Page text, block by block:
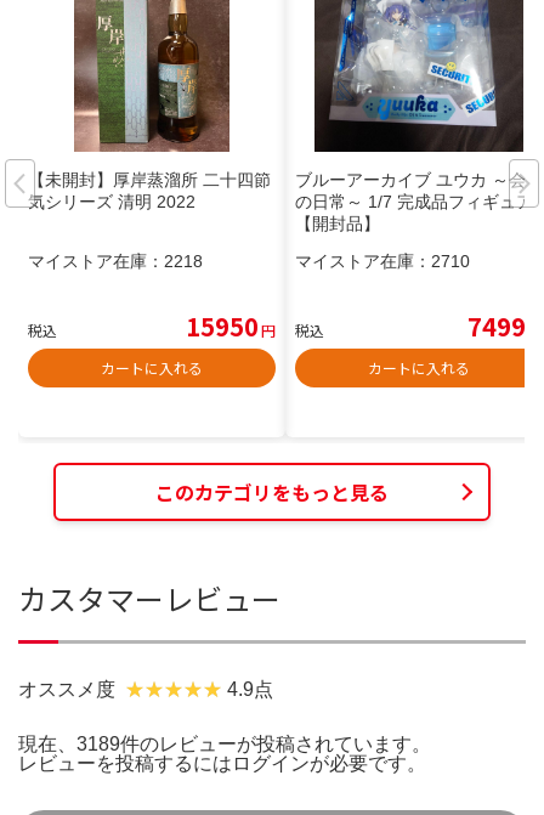
【未開封】厚岸蒸溜所 二十四節
気シリーズ 清明 2022
マイストア在庫： 2218
税込 15950円
カートに入れる
ブルーアーカイブ ユウカ ～会計
の日常～ 1/7 完成品フィギュア
【開封品】
マイストア在庫： 2710
税込 7499
カートに入れる
このカテゴリをもっと見る
カスタマーレビュー
オススメ度 4.9点
現在、3189件のレビューが投稿されています。
レビューを投稿するには ログインが必要です。